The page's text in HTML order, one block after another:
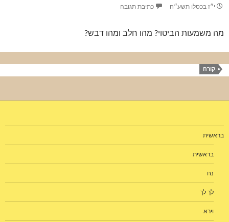
י״ז בכסלו תשע״ח כתיבת תגובה
מה משמעות הביטוי? מהו חלב ומהו דבש?
קורח
בראשית
בראשית
נח
לך לך
וירא